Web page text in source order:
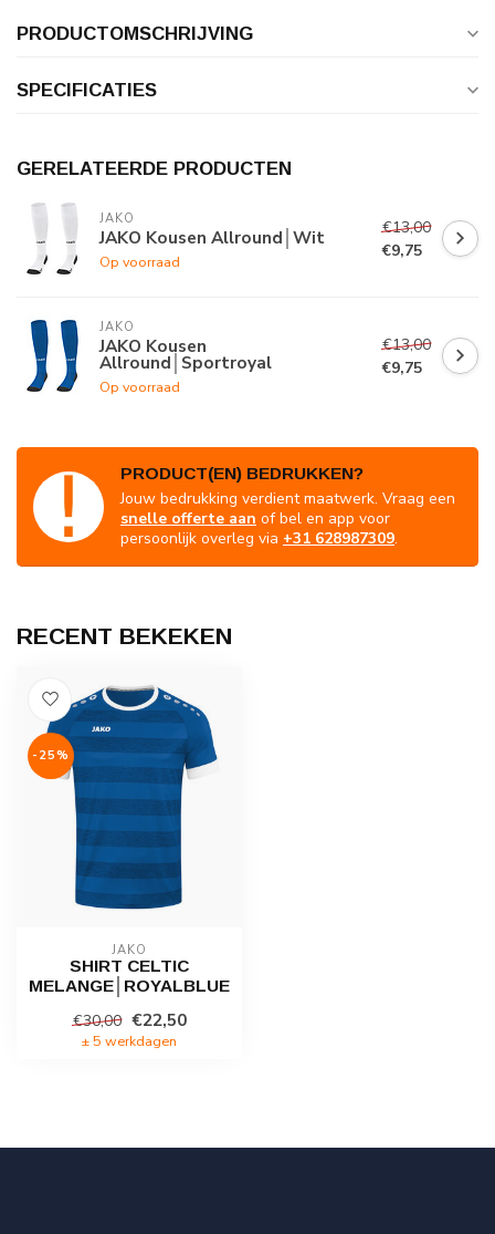
PRODUCTOMSCHRIJVING
SPECIFICATIES
GERELATEERDE PRODUCTEN
JAKO
JAKO Kousen Allround│Wit
Op voorraad
€13,00
€9,75
JAKO
JAKO Kousen
Allround│Sportroyal
Op voorraad
€13,00
€9,75
PRODUCT(EN) BEDRUKKEN?
Jouw bedrukking verdient maatwerk. Vraag een
snelle offerte aan of bel en app voor
persoonlijk overleg via +31 628987309.
RECENT BEKEKEN
-25%
JAKO
SHIRT CELTIC
MELANGE│ROYALBLUE
€30,00 €22,50
± 5 werkdagen